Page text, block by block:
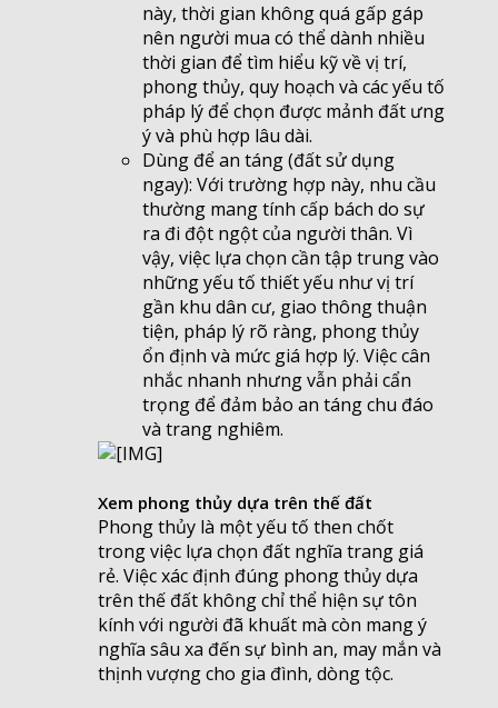
này, thời gian không quá gấp gáp
nên người mua có thể dành nhiều
thời gian để tìm hiểu kỹ về vị trí,
phong thủy, quy hoạch và các yếu tố
pháp lý để chọn được mảnh đất ưng
ý và phù hợp lâu dài.
Dùng để an táng (đất sử dụng
ngay): Với trường hợp này, nhu cầu
thường mang tính cấp bách do sự
ra đi đột ngột của người thân. Vì
vậy, việc lựa chọn cần tập trung vào
những yếu tố thiết yếu như vị trí
gần khu dân cư, giao thông thuận
tiện, pháp lý rõ ràng, phong thủy
ổn định và mức giá hợp lý. Việc cân
nhắc nhanh nhưng vẫn phải cẩn
trọng để đảm bảo an táng chu đáo
và trang nghiêm.
Xem phong thủy dựa trên thế đất
Phong thủy là một yếu tố then chốt
trong việc lựa chọn đất nghĩa trang giá
rẻ. Việc xác định đúng phong thủy dựa
trên thế đất không chỉ thể hiện sự tôn
kính với người đã khuất mà còn mang ý
nghĩa sâu xa đến sự bình an, may mắn và
thịnh vượng cho gia đình, dòng tộc.